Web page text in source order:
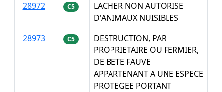
28972
C5
LACHER NON AUTORISE
D'ANIMAUX NUISIBLES
28973
C5
DESTRUCTION, PAR
PROPRIETAIRE OU FERMIER,
DE BETE FAUVE
APPARTENANT A UNE ESPECE
PROTEGEE PORTANT